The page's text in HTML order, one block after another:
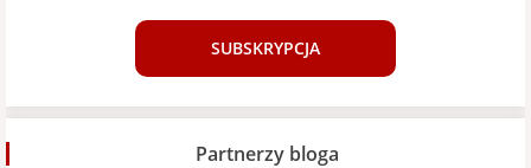
SUBSKRYPCJA
Partnerzy bloga